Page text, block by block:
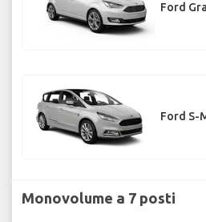
Ford
Ford S-
Monovolume a 7 posti